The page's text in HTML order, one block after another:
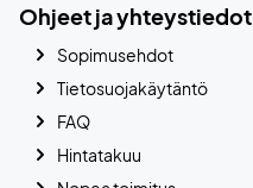
Ohjeet ja yhteystiedot
Sopimusehdot
Tietosuojakäytäntö
FAQ
Hintatakuu